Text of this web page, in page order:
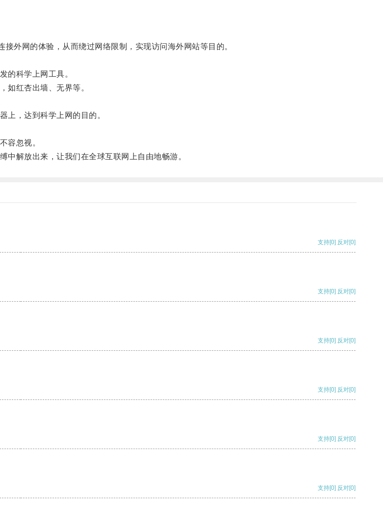
网的体验，从而绕过网络限制，实现访问海外网站等目的。
科学上网工具。
红杏出墙、无界等。
，达到科学上网的目的。
容忽视。
解放出来，让我们在全球互联网上自由地畅游。
支持[0] 反对[0]
支持[0] 反对[0]
支持[0] 反对[0]
支持[0] 反对[0]
支持[0] 反对[0]
支持[0] 反对[0]